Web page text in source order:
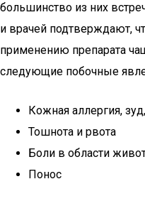
большинство из них
и врачей подтверждают,
применению препарата
следующие побочные
Кожная аллергия,
Тошнота и рвота
Боли в области
Понос